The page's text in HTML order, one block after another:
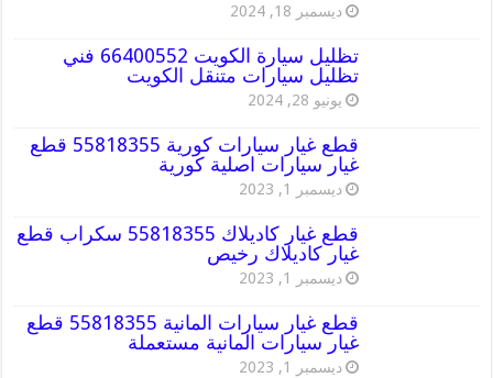
ديسمبر 18, 2024
تظليل سيارة الكويت 66400552 فني
تظليل سيارات متنقل الكويت
يونيو 28, 2024
قطع غيار سيارات كورية 55818355 قطع
غيار سيارات اصلية كورية
ديسمبر 1, 2023
قطع غيار كاديلاك 55818355 سكراب قطع
غيار كاديلاك رخيص
ديسمبر 1, 2023
قطع غيار سيارات المانية 55818355 قطع
غيار سيارات المانية مستعملة
ديسمبر 1, 2023